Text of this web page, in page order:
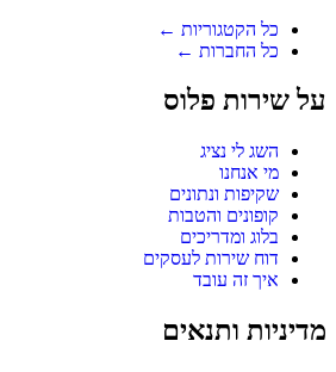
כל הקטגוריות ←
כל החברות ←
על שירות פלוס
השג לי נציג
מי אנחנו
שקיפות ונתונים
קופונים והטבות
בלוג ומדריכים
דוח שירות לעסקים
איך זה עובד
מדיניות ותנאים